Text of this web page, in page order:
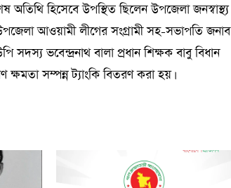
অতিথি হিসেবে উপস্থিত ছিলেন উপজেলা জনস্বাস্থ্য
আওয়ামী লীগের সংগ্রামী সহ-সভাপতি জনাব
ভবেন্দ্রনাথ বালা প্রধান শিক্ষক বাবু বিধান
সম্পন্ন ট্যাংকি বিতরণ করা হয়।